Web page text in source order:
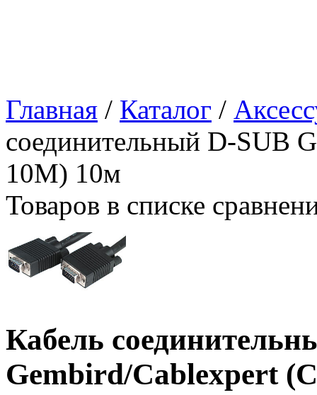
Главная / Каталог /
соединительный D-SUB
10M) 10м
Товаров в списке
Кабель
Gembird/Cablexpert